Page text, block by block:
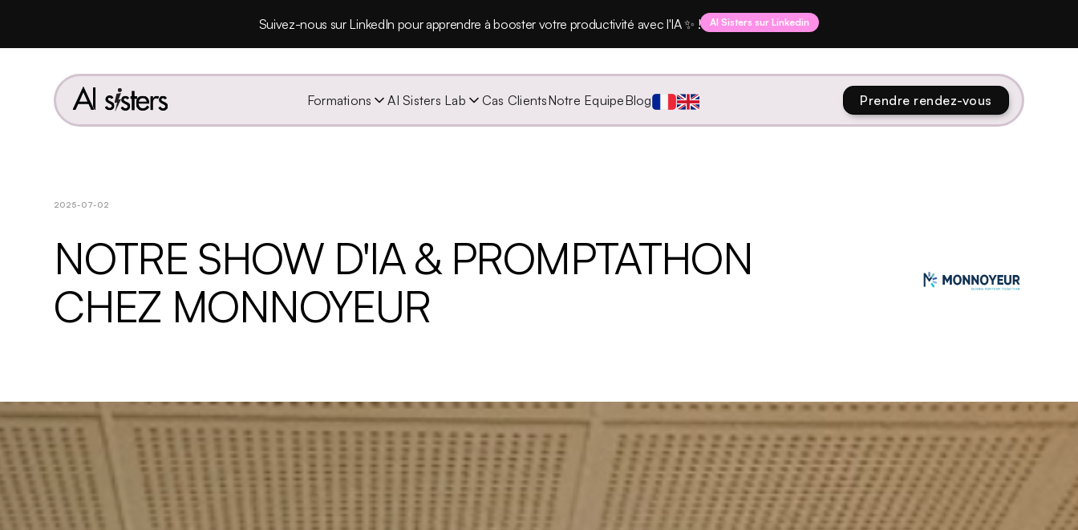
Suivez-nous sur LinkedIn pour apprendre à booster votre productivité avec l'IA ✨ ! AI Sisters sur Linkedin
Formations AI Sisters Lab Cas ClientsNotre EquipeBlog Prendre rendez-vous
2025-07-02
NOTRE SHOW D'IA & PROMPTATHON
CHEZ MONNOYEUR